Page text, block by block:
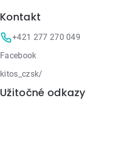
Kontakt
+421 277 270 049
Facebook
kitos_czsk/
Užitočné odkazy